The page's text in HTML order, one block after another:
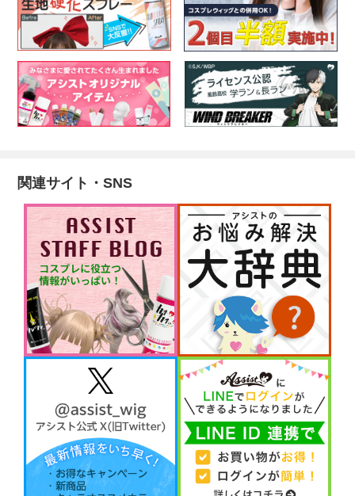
関連サイト・SNS